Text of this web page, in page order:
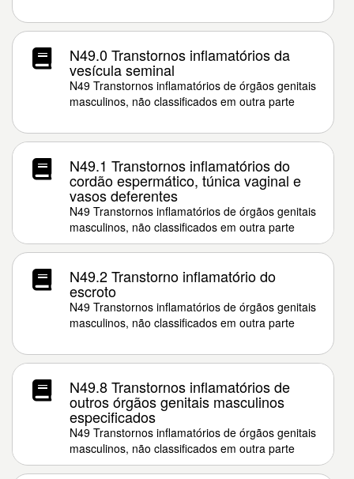
N49.0 Transtornos inflamatórios da
vesícula seminal
N49 Transtornos inflamatórios de órgãos genitais
masculinos, não classificados em outra parte
N49.1 Transtornos inflamatórios do
cordão espermático, túnica vaginal e
vasos deferentes
N49 Transtornos inflamatórios de órgãos genitais
masculinos, não classificados em outra parte
N49.2 Transtorno inflamatório do
escroto
N49 Transtornos inflamatórios de órgãos genitais
masculinos, não classificados em outra parte
N49.8 Transtornos inflamatórios de
outros órgãos genitais masculinos
especificados
N49 Transtornos inflamatórios de órgãos genitais
masculinos, não classificados em outra parte